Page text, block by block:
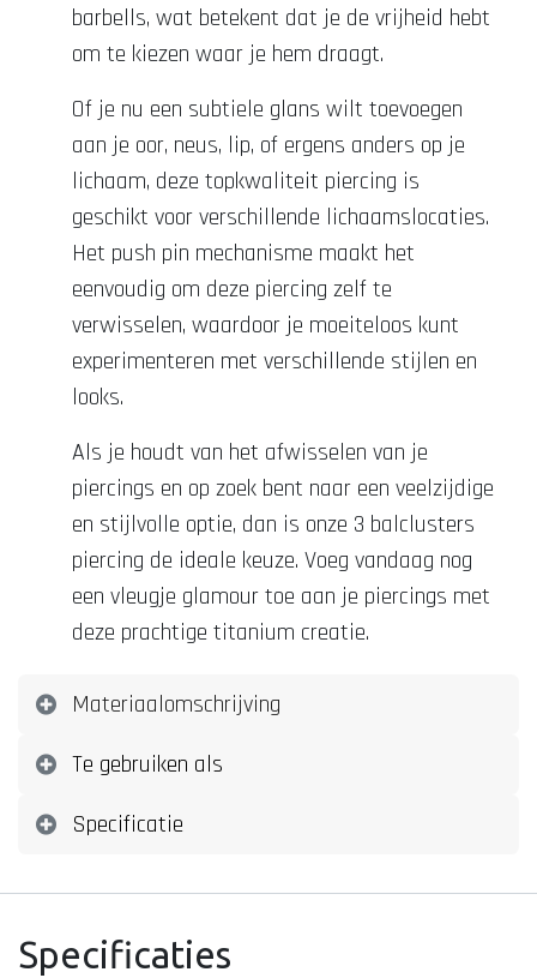
barbells, wat betekent dat je de vrijheid hebt
om te kiezen waar je hem draagt.
Of je nu een subtiele glans wilt toevoegen
aan je oor, neus, lip, of ergens anders op je
lichaam, deze topkwaliteit piercing is
geschikt voor verschillende lichaamslocaties.
Het push pin mechanisme maakt het
eenvoudig om deze piercing zelf te
verwisselen, waardoor je moeiteloos kunt
experimenteren met verschillende stijlen en
looks.
Als je houdt van het afwisselen van je
piercings en op zoek bent naar een veelzijdige
en stijlvolle optie, dan is onze 3 balclusters
piercing de ideale keuze. Voeg vandaag nog
een vleugje glamour toe aan je piercings met
deze prachtige titanium creatie.
Materiaalomschrijving
Te gebruiken als
Specificatie
Specificaties